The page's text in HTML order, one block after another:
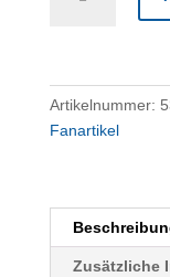
Artikelnummer:
Fanartikel
Zusätzliche